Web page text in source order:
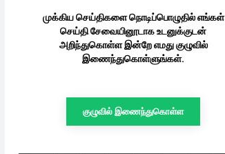
முக்கிய செய்திகளை நொடிப்பொழுதில் எங்கள்
செய்தி சேவையினூடாக உடனுக்குடன்
அறிந்துகொள்ள இன்றே எமது குழுவில்
இணைந்துகொள்ளுங்கள்.
குழுவில் இணைந்துகொள்ள